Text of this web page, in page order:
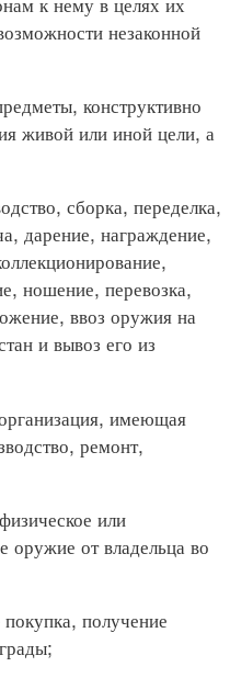
незаконной
конструктивно
живой или иной цели, а
сборка, переделка,
дарение, награждение,
ношение, перевозка,
ввоз оружия на
и вывоз его из
имеющая
ремонт,
или
оружие от владельца во
получение